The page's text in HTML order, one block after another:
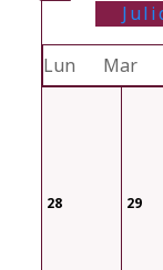
Lun Mar
28 29